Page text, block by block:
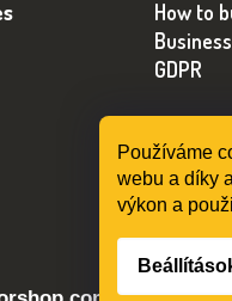
Používáme
webu a díky
výkon a
How to
GDPR